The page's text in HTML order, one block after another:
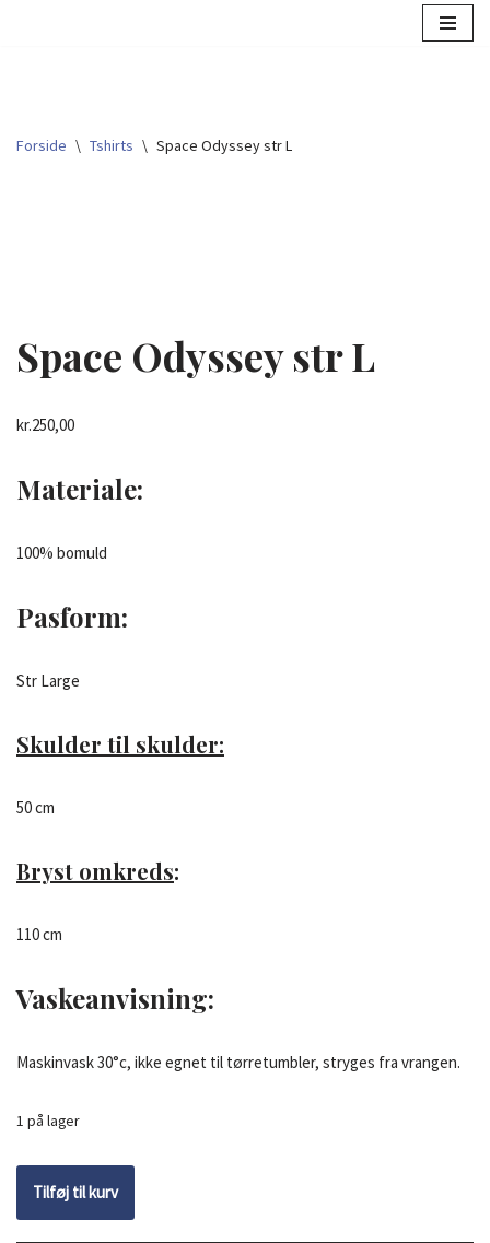
Forside \ Tshirts \ Space Odyssey str L
Space Odyssey str L
kr.250,00
Materiale:
100% bomuld
Pasform:
Str Large
Skulder til skulder:
50 cm
Bryst omkreds:
110 cm
Vaskeanvisning:
Maskinvask 30°c, ikke egnet til tørretumbler, stryges fra vrangen.
1 på lager
Tilføj til kurv